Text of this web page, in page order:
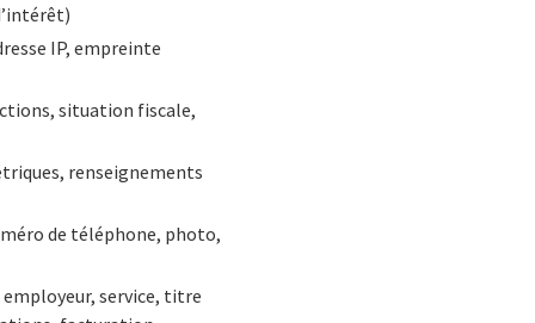
IP, empreinte
situation fiscale,
renseignements
de téléphone, photo,
employeur, service, titre